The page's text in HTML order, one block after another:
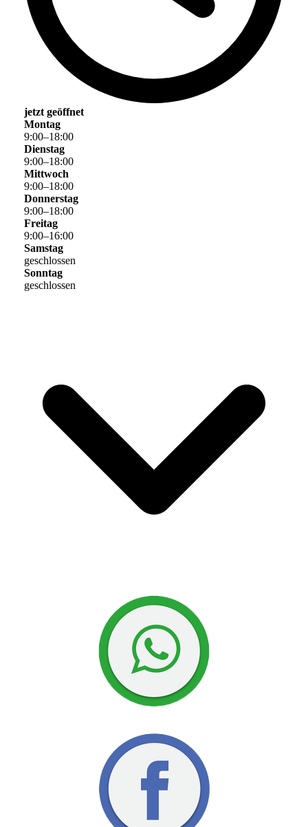
jetzt geöffnet
Montag
9:00–18:00
Dienstag
9:00–18:00
Mittwoch
9:00–18:00
Donnerstag
9:00–18:00
Freitag
9:00–16:00
Samstag
geschlossen
Sonntag
geschlossen